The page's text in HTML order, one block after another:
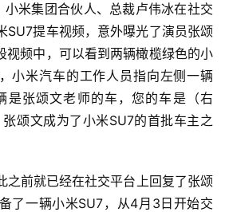
米集团合伙人、总裁卢伟冰在社交
SU7提车视频，意外曝光了演员张颂
视频中，可以看到两辆橄榄绿色的小
小米汽车的工作人员指向左侧一辆
是张颂文老师的车，您的车是（右
颂文成为了小米SU7的首批车主之
之前就已经在社交平台上回复了张颂
了一辆小米SU7，从4月3日开始交